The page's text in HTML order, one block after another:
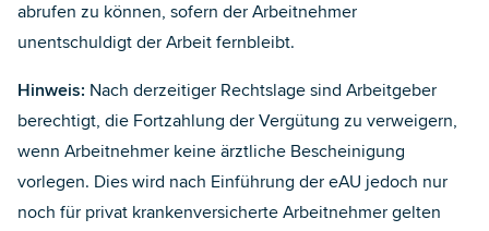
abrufen zu können, sofern der Arbeitnehmer
unentschuldigt der Arbeit fernbleibt.
Hinweis: Nach derzeitiger Rechtslage sind Arbeitgeber
berechtigt, die Fortzahlung der Vergütung zu verweigern,
wenn Arbeitnehmer keine ärztliche Bescheinigung
vorlegen. Dies wird nach Einführung der eAU jedoch nur
noch für privat krankenversicherte Arbeitnehmer gelten